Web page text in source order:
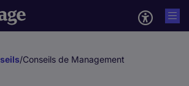
/Conseils de Management